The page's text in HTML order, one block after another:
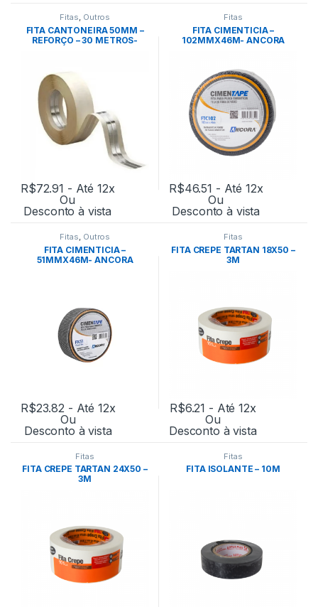
Fitas, Outros
FITA CANTONEIRA 50MM –
REFORÇO – 30 METROS-
R$72.91 - Até 12x
Ou
Desconto à vista
Fitas
FITA CIMENTICIA –
102MMX46M- ANCORA
R$46.51 - Até 12x
Ou
Desconto à vista
Fitas, Outros
FITA CIMENTICIA –
51MMX46M- ANCORA
R$23.82 - Até 12x
Ou
Desconto à vista
Fitas
FITA CREPE TARTAN 18X50 –
3M
R$6.21 - Até 12x
Ou
Desconto à vista
Fitas
FITA CREPE TARTAN 24X50 –
3M
Fitas
FITA ISOLANTE – 10M